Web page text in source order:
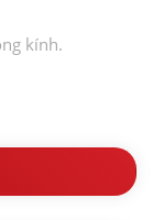
kính.